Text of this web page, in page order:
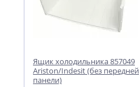
Ящик холодильника 857049
Ariston/Indesit (без передней
панели)